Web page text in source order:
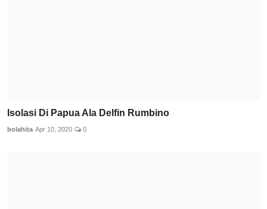
Isolasi Di Papua Ala Delfin Rumbino
bolahita Apr 10, 2020 0